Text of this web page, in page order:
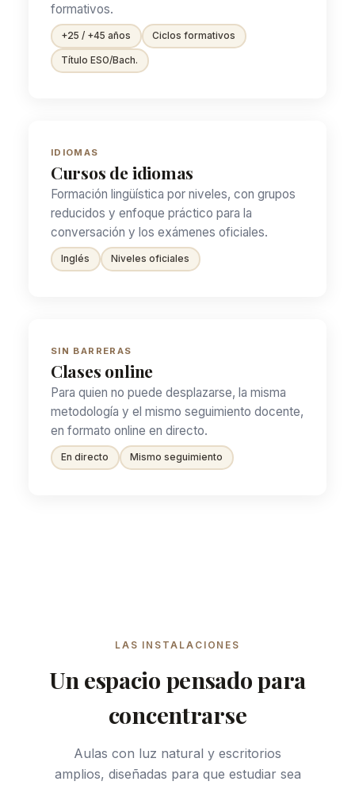
formativos.
+25 / +45 años Ciclos formativos
Título ESO/Bach.
IDIOMAS
Cursos de idiomas
Formación lingüística por niveles, con grupos
reducidos y enfoque práctico para la
conversación y los exámenes oficiales.
Inglés Niveles oficiales
SIN BARRERAS
Clases online
Para quien no puede desplazarse, la misma
metodología y el mismo seguimiento docente,
en formato online en directo.
En directo Mismo seguimiento
LAS INSTALACIONES
Un espacio pensado para
concentrarse
Aulas con luz natural y escritorios
amplios, diseñadas para que estudiar sea